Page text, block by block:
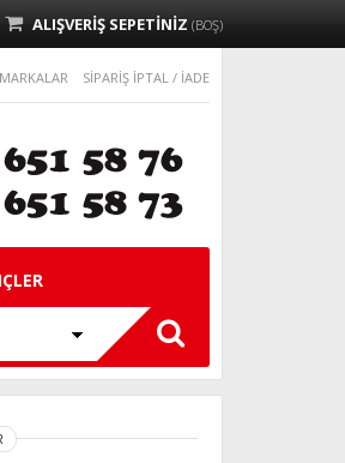
ALIŞVERİŞ SEPETİNİZ (BOŞ)
MARKALAR SİPARİŞ İPTAL / İADE